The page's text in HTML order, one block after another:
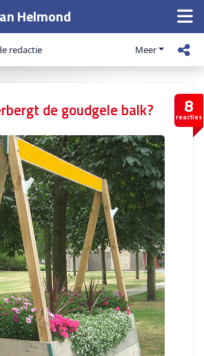
Helmond
redactie Meer
8
reacties
de goudgele balk?